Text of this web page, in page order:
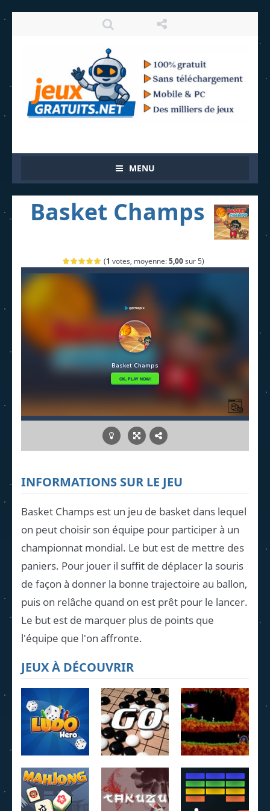
MENU
Basket Champs
(1 votes, moyenne:5,00sur 5)
INFORMATIONS SUR LE JEU
Basket Champs est un jeu de basket dans lequel
on peut choisir son équipe pour participer à un
championnat mondial. Le but est de mettre des
paniers. Pour jouer il suffit de déplacer la souris
de façon à donner la bonne trajectoire au ballon,
puis on relâche quand on est prêt pour le lancer.
Le but est de marquer plus de points que
l'équipe que l'on affronte.
JEUX À DÉCOUVRIR
Ludo Hero Jeu de Go Lemmings